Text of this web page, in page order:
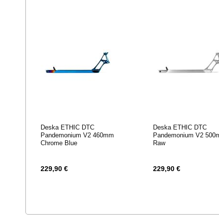
Deska ETHIC DTC
Pandemonium V2 460mm
Chrome Blue
229,90 €
Deska ETHIC DTC
Pandemonium V2
Raw
229,90 €